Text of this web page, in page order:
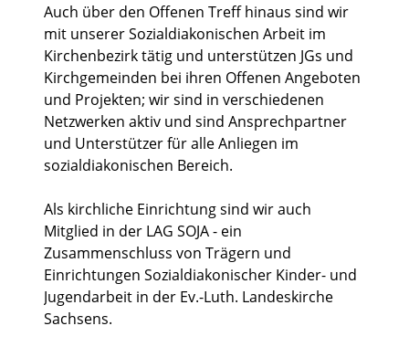
Auch über den Offenen Treff hinaus sind wir
mit unserer Sozialdiakonischen Arbeit im
Kirchenbezirk tätig und unterstützen JGs und
Kirchgemeinden bei ihren Offenen Angeboten
und Projekten; wir sind in verschiedenen
Netzwerken aktiv und sind Ansprechpartner
und Unterstützer für alle Anliegen im
sozialdiakonischen Bereich.
Als kirchliche Einrichtung sind wir auch
Mitglied in der LAG SOJA - ein
Zusammenschluss von Trägern und
Einrichtungen Sozialdiakonischer Kinder- und
Jugendarbeit in der Ev.-Luth. Landeskirche
Sachsens.